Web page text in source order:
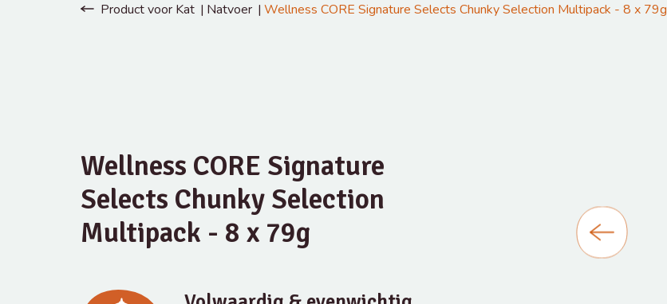
Product voor Kat Natvoer Wellness CORE Signature Selects Chunky Selection Multipack - 8 x 79g
Wellness CORE Signature
Selects Chunky Selection
Multipack - 8 x 79g